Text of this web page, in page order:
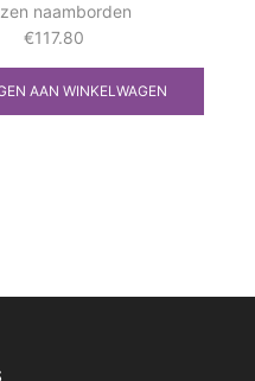
naamborden
€117.80
AAN WINKELWAGEN